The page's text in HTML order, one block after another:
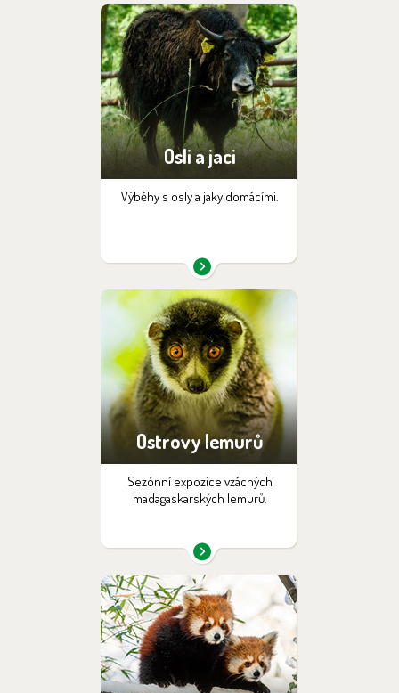
Osli a jaci
Výběhy s osly a jaky domácími.
Ostrovy lemurů
Sezónní expozice vzácných
madagaskarských lemurů.